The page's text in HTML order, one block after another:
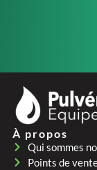
À propos
Qui sommes
Points de